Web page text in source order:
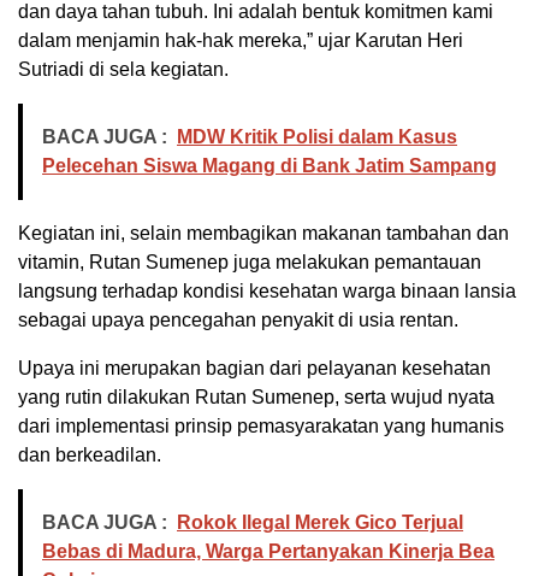
dan daya tahan tubuh. Ini adalah bentuk komitmen kami
dalam menjamin hak-hak mereka,” ujar Karutan Heri
Sutriadi di sela kegiatan.
BACA JUGA :
MDW Kritik Polisi dalam Kasus
Pelecehan Siswa Magang di Bank Jatim Sampang
Kegiatan ini, selain membagikan makanan tambahan dan
vitamin, Rutan Sumenep juga melakukan pemantauan
langsung terhadap kondisi kesehatan warga binaan lansia
sebagai upaya pencegahan penyakit di usia rentan.
Upaya ini merupakan bagian dari pelayanan kesehatan
yang rutin dilakukan Rutan Sumenep, serta wujud nyata
dari implementasi prinsip pemasyarakatan yang humanis
dan berkeadilan.
BACA JUGA :
Rokok Ilegal Merek Gico Terjual
Bebas di Madura, Warga Pertanyakan Kinerja Bea